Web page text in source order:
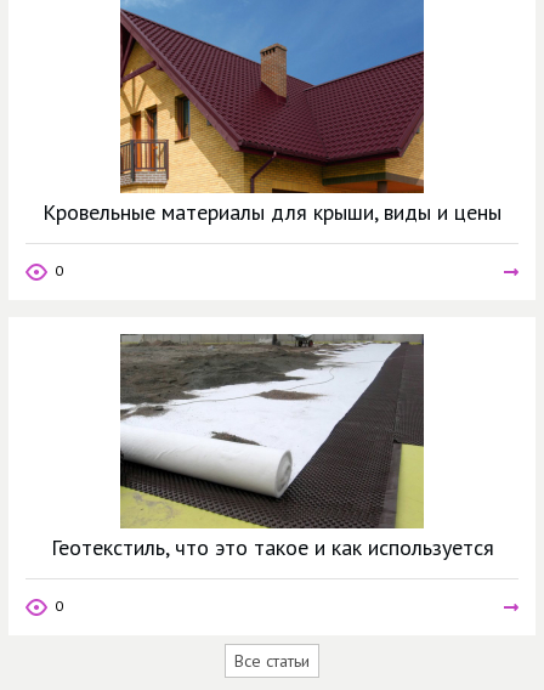
Кровельные материалы для крыши, виды и цены
0
Геотекстиль, что это такое и как используется
0
Все статьи